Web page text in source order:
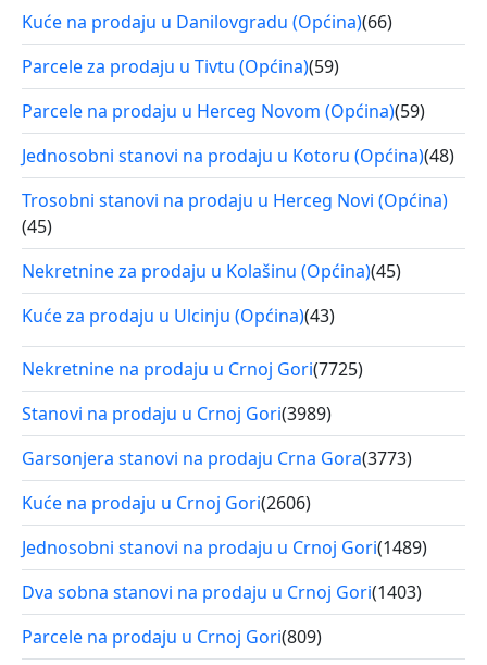
Kuće na prodaju u Danilovgradu (Općina)(66)
Parcele za prodaju u Tivtu (Općina)(59)
Parcele na prodaju u Herceg Novom (Općina)(59)
Jednosobni stanovi na prodaju u Kotoru (Općina)(48)
Trosobni stanovi na prodaju u Herceg Novi (Općina)
(45)
Nekretnine za prodaju u Kolašinu (Općina)(45)
Kuće za prodaju u Ulcinju (Općina)(43)
Nekretnine na prodaju u Crnoj Gori(7725)
Stanovi na prodaju u Crnoj Gori(3989)
Garsonjera stanovi na prodaju Crna Gora(3773)
Kuće na prodaju u Crnoj Gori(2606)
Jednosobni stanovi na prodaju u Crnoj Gori(1489)
Dva sobna stanovi na prodaju u Crnoj Gori(1403)
Parcele na prodaju u Crnoj Gori(809)